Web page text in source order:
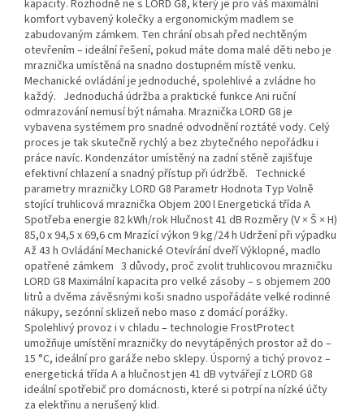
kapacity. Rozhodně ne s LORD G8, který je pro váš maximální
komfort vybavený kolečky a ergonomickým madlem se
zabudovaným zámkem. Ten chrání obsah před nechtěným
otevřením – ideální řešení, pokud máte doma malé děti nebo je
mraznička umístěná na snadno dostupném místě venku.
Mechanické ovládání je jednoduché, spolehlivé a zvládne ho
každý. Jednoduchá údržba a praktické funkce Ani ruční
odmrazování nemusí být námaha. Mraznička LORD G8 je
vybavena systémem pro snadné odvodnění roztáté vody. Celý
proces je tak skutečně rychlý a bez zbytečného nepořádku i
práce navíc. Kondenzátor umístěný na zadní stěně zajišťuje
efektivní chlazení a snadný přístup při údržbě. Technické
parametry mrazničky LORD G8 Parametr Hodnota Typ Volně
stojící truhlicová mraznička Objem 200 l Energetická třída A
Spotřeba energie 82 kWh/rok Hlučnost 41 dB Rozměry (V × Š × H)
85,0 x 94,5 x 69,6 cm Mrazící výkon 9 kg/24 h Udržení při výpadku
Až 43 h Ovládání Mechanické Otevírání dveří Výklopné, madlo
opatřené zámkem 3 důvody, proč zvolit truhlicovou mrazničku
LORD G8 Maximální kapacita pro velké zásoby – s objemem 200
litrů a dvěma závěsnými koši snadno uspořádáte velké rodinné
nákupy, sezónní sklizeň nebo maso z domácí porážky.
Spolehlivý provoz i v chladu – technologie FrostProtect
umožňuje umístění mrazničky do nevytápěných prostor až do –
15 °C, ideální pro garáže nebo sklepy. Úsporný a tichý provoz –
energetická třída A a hlučnost jen 41 dB vytvářejí z LORD G8
ideální spotřebič pro domácnosti, které si potrpí na nízké účty
za elektřinu a nerušený klid.